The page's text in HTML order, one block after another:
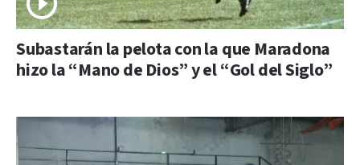
Subastarán la pelota con la que Maradona
hizo la “Mano de Dios” y el “Gol del Siglo”